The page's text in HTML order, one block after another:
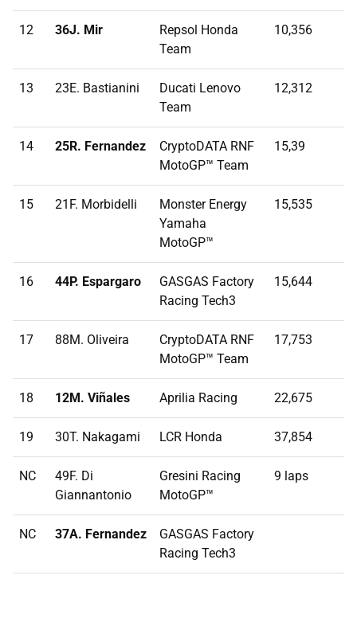
12 36J. Mir
Repsol Honda
Team
10,356
13 23E. Bastianini
Ducati Lenovo
Team
12,312
14 25R. Fernandez
CryptoDATA RNF
MotoGP™ Team
15,39
15 21F. Morbidelli
Monster Energy
Yamaha
MotoGP™
15,535
16 44P. Espargaro
GASGAS Factory
Racing Tech3
15,644
17 88M. Oliveira
CryptoDATA RNF
MotoGP™ Team
17,753
18 12M. Viñales Aprilia Racing 22,675
19 30T. Nakagami LCR Honda 37,854
NC
49F. Di
Giannantonio
Gresini Racing
MotoGP™
9 laps
NC 37A. Fernandez
GASGAS Factory
Racing Tech3